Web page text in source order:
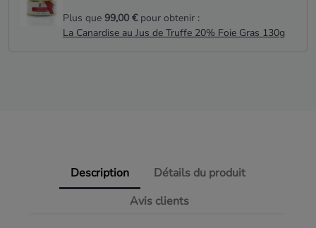
Plus que 99,00 €pour obtenir :
La Canardise au Jus de Truffe 20% Foie Gras 130g
Description
Détails du produit
Avis clients